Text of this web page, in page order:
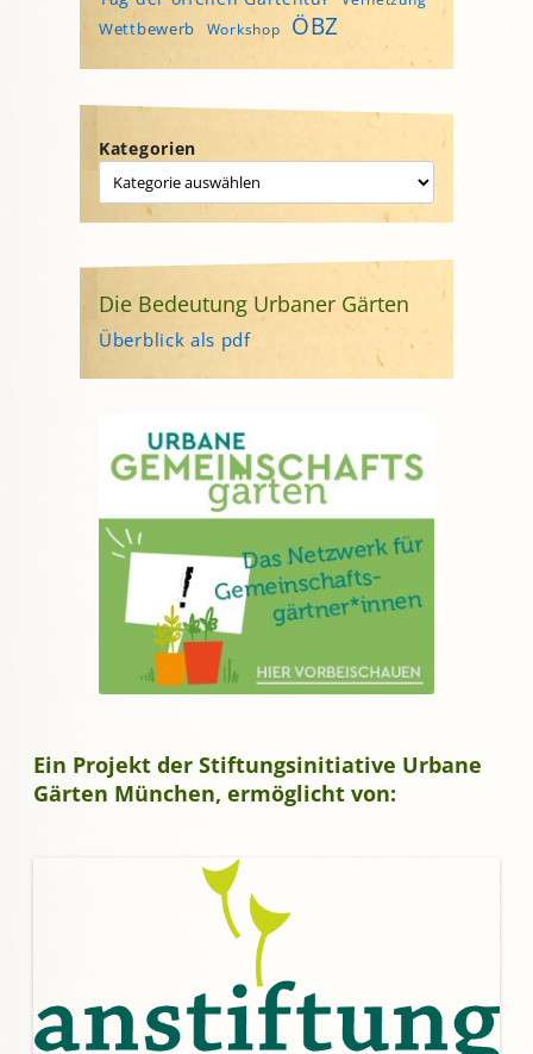
Wettbewerb Workshop ÖBZ
Kategorien
Die Bedeutung Urbaner Gärten
Überblick als pdf
Ein Projekt der Stiftungsinitiative Urbane
Gärten München, ermöglicht von: